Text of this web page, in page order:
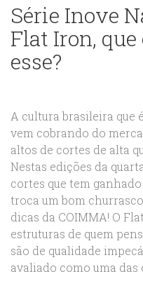
Série Inove
Flat Iron, que
esse?
A cultura brasileira que
vem cobrando do
altos de cortes de alta
Nestas edições da
cortes que tem
troca um bom
dicas da COIMMA! O
estruturas de quem
são de qualidade
avaliado como uma das